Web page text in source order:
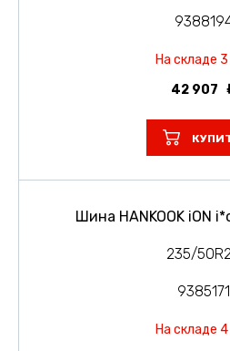
На складе
42 907
Шина HANKOOK iON
235/
9385171
На складе